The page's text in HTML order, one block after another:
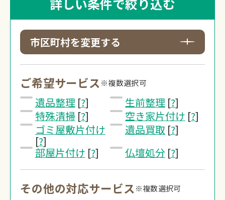
市区町村を変更する
ご希望サービス※複数選択可
遺品整理 [?] 生前整理 [?]
特殊清掃 [?] 空き家片付け [?]
ゴミ屋敷片付け
[?]
遺品買取 [?]
部屋片付け [?] 仏壇処分 [?]
その他の対応サービス※複数選択可